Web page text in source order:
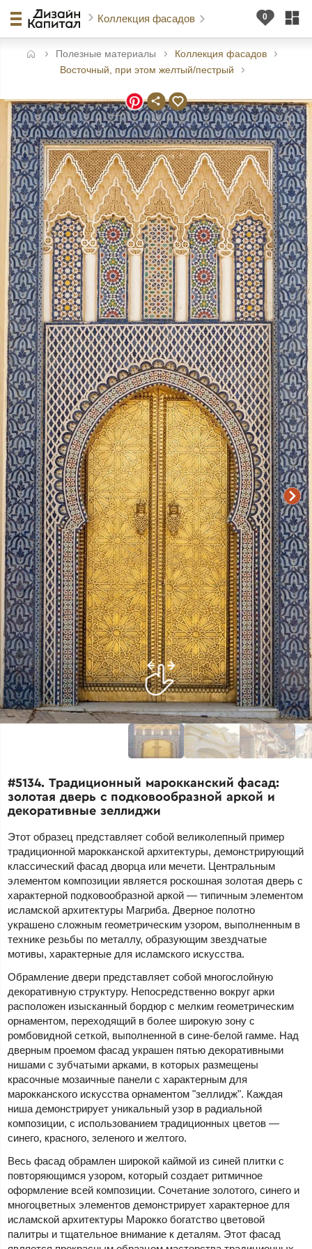
Коллекция фасадов
Полезные материалы
Коллекция фасадов
Восточный, при этом желтый/пестрый
#5134. Традиционный марокканский фасад:
золотая дверь с подковообразной аркой и
декоративные зеллиджи
Этот образец представляет собой великолепный пример
традиционной марокканской архитектуры, демонстрирующий
классический фасад дворца или мечети. Центральным
элементом композиции является роскошная золотая дверь с
характерной подковообразной аркой — типичным элементом
исламской архитектуры Магриба. Дверное полотно
украшено сложным геометрическим узором, выполненным в
технике резьбы по металлу, образующим звездчатые
мотивы, характерные для исламского искусства.
Обрамление двери представляет собой многослойную
декоративную структуру. Непосредственно вокруг арки
расположен изысканный бордюр с мелким геометрическим
орнаментом, переходящий в более широкую зону с
ромбовидной сеткой, выполненной в сине-белой гамме. Над
дверным проемом фасад украшен пятью декоративными
нишами с зубчатыми арками, в которых размещены
красочные мозаичные панели с характерным для
марокканского искусства орнаментом "зеллидж". Каждая
ниша демонстрирует уникальный узор в радиальной
композиции, с использованием традиционных цветов —
синего, красного, зеленого и желтого.
Весь фасад обрамлен широкой каймой из синей плитки с
повторяющимся узором, который создает ритмичное
оформление всей композиции. Сочетание золотого, синего и
многоцветных элементов демонстрирует характерное для
исламской архитектуры Марокко богатство цветовой
палитры и тщательное внимание к деталям. Этот фасад